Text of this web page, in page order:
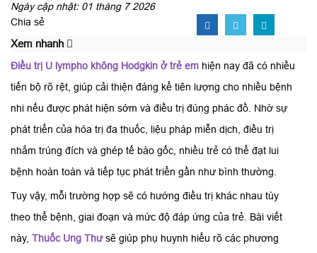
Ngày cập nhật: 01 tháng 7 2026
Chia sẻ
Xem nhanh
Điều trị U lympho không Hodgkin ở trẻ em hiện nay đã có nhiều
tiến bộ rõ rệt, giúp cải thiện đáng kể tiên lượng cho nhiều bệnh
nhi nếu được phát hiện sớm và điều trị đúng phác đồ. Nhờ sự
phát triển của hóa trị đa thuốc, liệu pháp miễn dịch, điều trị
nhắm trúng đích và ghép tế bào gốc, nhiều trẻ có thể đạt lui
bệnh hoàn toàn và tiếp tục phát triển gần như bình thường.
Tuy vậy, mỗi trường hợp sẽ có hướng điều trị khác nhau tùy
theo thể bệnh, giai đoạn và mức độ đáp ứng của trẻ. Bài viết
này, Thuốc Ung Thư sẽ giúp phụ huynh hiểu rõ các phương